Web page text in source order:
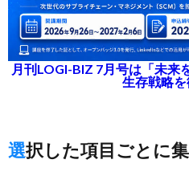
月刊LOGI-BIZ 7月号は「未来
生存戦略
選択した項目ごとに